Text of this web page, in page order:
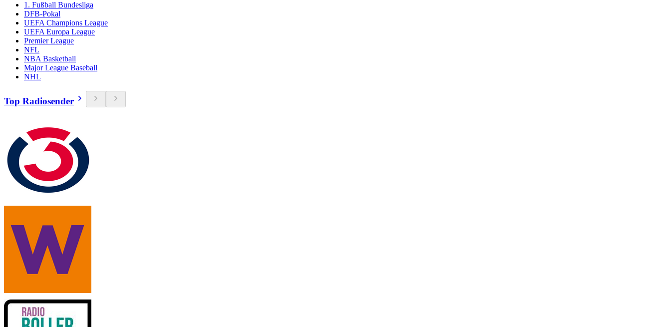
1. Fußball Bundesliga
DFB-Pokal
UEFA Champions League
UEFA Europa League
Premier League
NFL
NBA Basketball
Major League Baseball
NHL
Top Radiosender